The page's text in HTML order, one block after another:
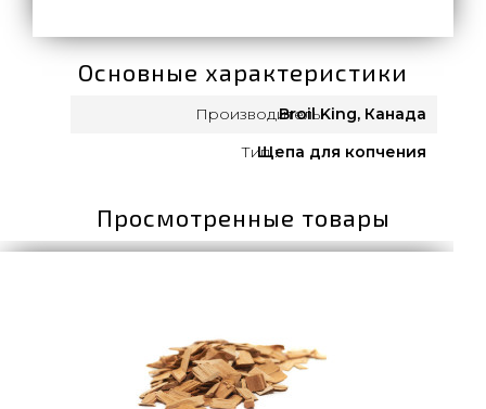
Основные характеристики
Производитель:Broil King, Канада
Тип :Щепа для копчения
Просмотренные товары